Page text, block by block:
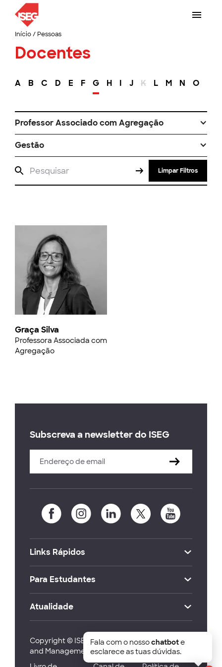
Início/ Pessoas
Docentes
A B C D E F G H I J K L M N O
Professor Associado com Agregação
Gestão
Limpar Filtros
Graça Silva
Professora Associada com
Agregação
Subscreva a newsletter do ISEG
Links Rápidos
Para Estudantes
Atualidade
Copyright © ISEG Lisbon School of Economics
and Management 2026
Fala com o nossochatbote
esclarece as tuas dúvidas.